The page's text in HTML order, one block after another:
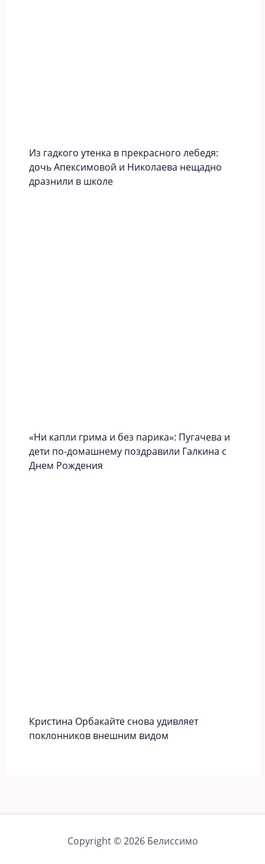
Из гадкого утенка в прекрасного лебедя:
дочь Апексимовой и Николаева нещадно
дразнили в школе
«Ни капли грима и без парика»: Пугачева и
дети по-домашнему поздравили Галкина с
Днем Рождения
Кристина Орбакайте снова удивляет
поклонников внешним видом
Copyright © 2026 Белиссимо